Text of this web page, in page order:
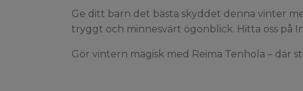
Ge ditt barn det bästa skyddet denna vinter
tryggt och minnesvärt ögonblick. Hitta oss på
Gör vintern magisk med Reima Tenhola –